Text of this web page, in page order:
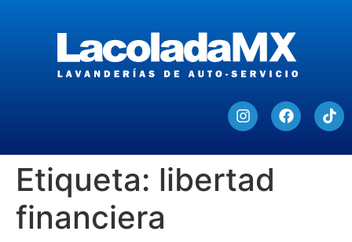
Etiqueta: libertad
financiera